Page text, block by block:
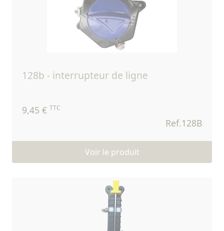
128b - interrupteur de ligne
9,45 € TTC
Ref.128B
Voir le produit